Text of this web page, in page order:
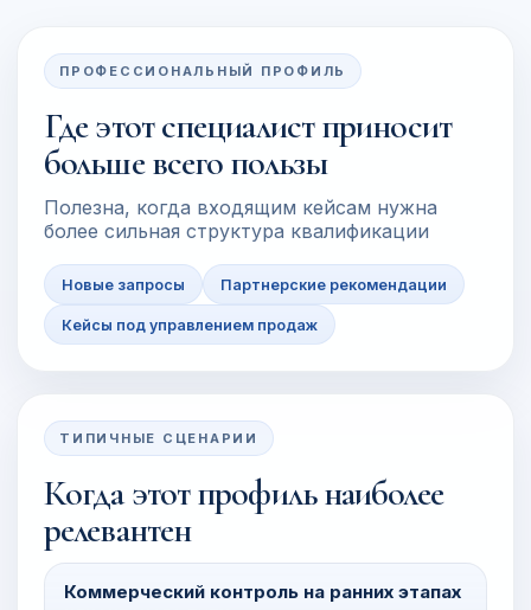
ПРОФЕССИОНАЛЬНЫЙ ПРОФИЛЬ
Где этот специалист приносит
больше всего пользы
Полезна, когда входящим кейсам нужна
более сильная структура квалификации
Новые запросы Партнерские рекомендации
Кейсы под управлением продаж
ТИПИЧНЫЕ СЦЕНАРИИ
Когда этот профиль наиболее
релевантен
Коммерческий контроль на ранних этапах